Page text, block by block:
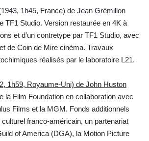
1h45, France) de Jean Grémillon
TF1 Studio. Version restaurée en 4K à
et d’un contretype par TF1 Studio, avec
de Coin de Mire cinéma. Travaux
réalisés par le laboratoire L21.
1h59, Royaume-Uni) de John Huston
la Film Foundation en collaboration avec
Films et la MGM. Fonds additionnels
franco-américain, un partenariat
of America (DGA), la Motion Picture